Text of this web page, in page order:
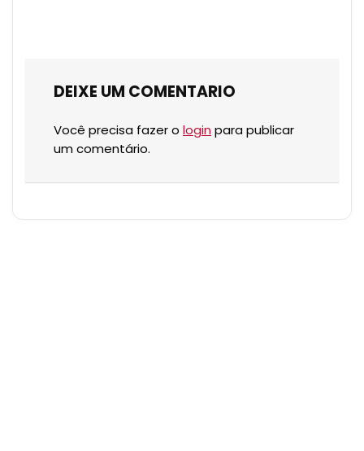
DEIXE UM COMENTARIO
Você precisa fazer o login para publicar
um comentário.